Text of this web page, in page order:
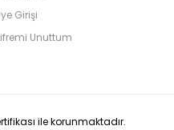
Girişi
Unuttum
ile korunmaktadır.